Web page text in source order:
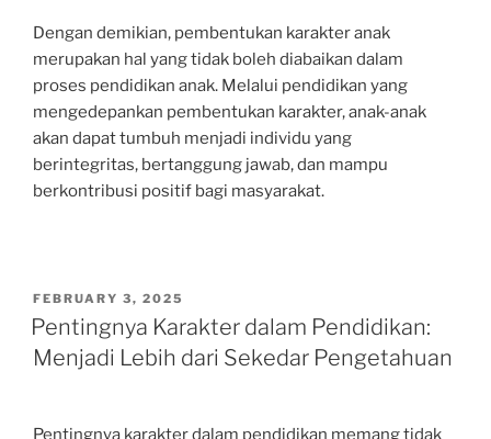
Dengan demikian, pembentukan karakter anak
merupakan hal yang tidak boleh diabaikan dalam
proses pendidikan anak. Melalui pendidikan yang
mengedepankan pembentukan karakter, anak-anak
akan dapat tumbuh menjadi individu yang
berintegritas, bertanggung jawab, dan mampu
berkontribusi positif bagi masyarakat.
POSTED
ON
FEBRUARY 3, 2025
Pentingnya Karakter dalam Pendidikan:
Menjadi Lebih dari Sekedar Pengetahuan
Pentingnya karakter dalam pendidikan memang tidak